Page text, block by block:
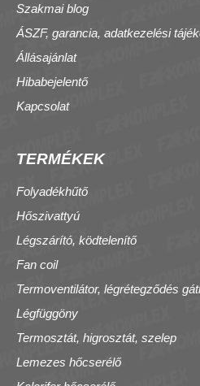
Szakmai blog
ÁSZF, garancia, adatkezelési
Állásajánlat
Hibabejelentő
Kapcsolat
TERMÉKEK
Folyadékhűtő
Hőszivattyú
Légszárító, ködtelenítő
Fan coil
Termoventilátor, légrétegződés
Légfüggöny
Termosztát, higrosztát, szelep
Lemezes hőcserélő